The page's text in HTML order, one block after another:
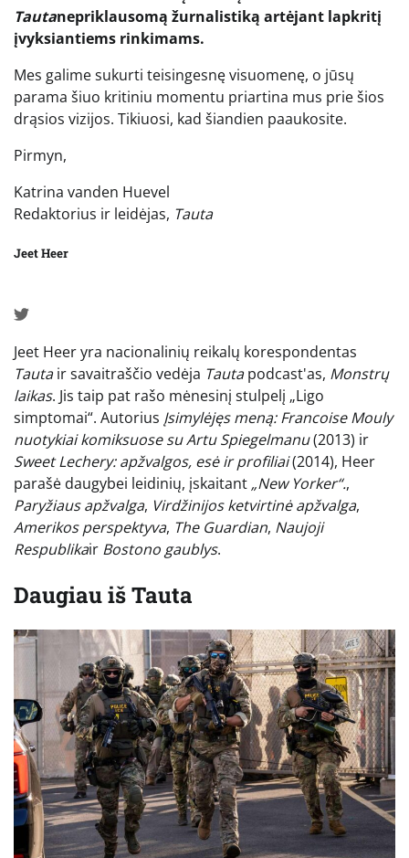
Tautanepriklausomą žurnalistiką artėjant lapkritį
įvyksiantiems rinkimams.
Mes galime sukurti teisingesnę visuomenę, o jūsų
parama šiuo kritiniu momentu priartina mus prie šios
drąsios vizijos. Tikiuosi, kad šiandien paaukosite.
Pirmyn,
Katrina vanden Huevel
Redaktorius ir leidėjas, Tauta
Jeet Heer
Jeet Heer yra nacionalinių reikalų korespondentas
Tautair savaitraščio vedėja Tautapodcast'as, Monstrų
laikas. Jis taip pat rašo mėnesinį stulpelį „Ligo
simptomai“. Autorius Įsimylėjęs meną: Francoise Mouly
nuotykiai komiksuose su Artu Spiegelmanu(2013) ir
Sweet Lechery: apžvalgos, esė ir profiliai(2014), Heer
parašė daugybei leidinių, įskaitant „New Yorker“.,
Paryžiaus apžvalga, Virdžinijos ketvirtinė apžvalga,
Amerikos perspektyva, The Guardian, Naujoji
Respublikair Bostono gaublys.
Daugiau išTauta